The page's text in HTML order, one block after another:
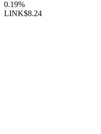
0.19%
LINK$8.24